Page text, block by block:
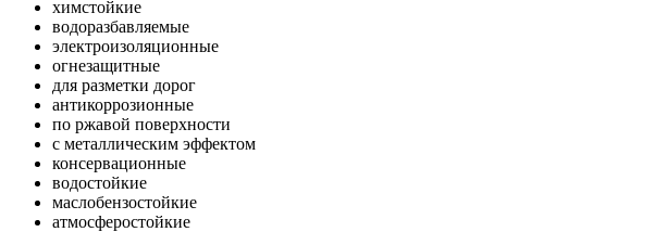
химстойкие
водоразбавляемые
электроизоляционные
огнезащитные
для разметки дорог
антикоррозионные
по ржавой поверхности
с металлическим эффектом
консервационные
водостойкие
маслобензостойкие
атмосферостойкие